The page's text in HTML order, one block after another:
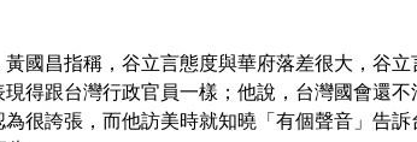
國昌指稱，谷立言態度與華府落差很大，谷立
得跟台灣行政官員一樣；他說，台灣國會還不
很誇張，而他訪美時就知曉「有個聲音」告訴